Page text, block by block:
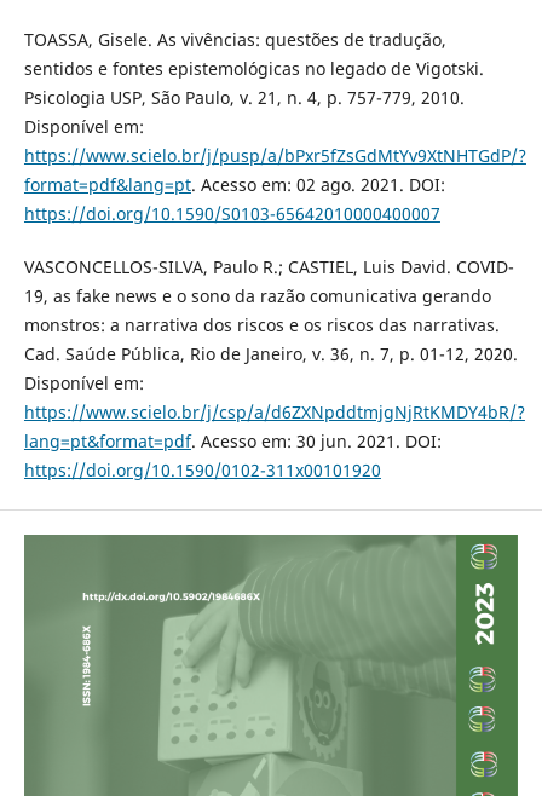
TOASSA, Gisele. As vivências: questões de tradução,
sentidos e fontes epistemológicas no legado de Vigotski.
Psicologia USP, São Paulo, v. 21, n. 4, p. 757-779, 2010.
Disponível em:
https://www.scielo.br/j/pusp/a/bPxr5fZsGdMtYv9XtNHTGdP/?
format=pdf&lang=pt. Acesso em: 02 ago. 2021. DOI:
https://doi.org/10.1590/S0103-65642010000400007
VASCONCELLOS-SILVA, Paulo R.; CASTIEL, Luis David. COVID-
19, as fake news e o sono da razão comunicativa gerando
monstros: a narrativa dos riscos e os riscos das narrativas.
Cad. Saúde Pública, Rio de Janeiro, v. 36, n. 7, p. 01-12, 2020.
Disponível em:
https://www.scielo.br/j/csp/a/d6ZXNpddtmjgNjRtKMDY4bR/?
lang=pt&format=pdf. Acesso em: 30 jun. 2021. DOI:
https://doi.org/10.1590/0102-311x00101920